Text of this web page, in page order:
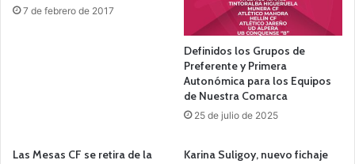
7 de febrero de 2017
Definidos los Grupos de
Preferente y Primera
Autonómica para los Equipos
de Nuestra Comarca
25 de julio de 2025
Las Mesas CF se retira de la
Karina Suligoy, nuevo fichaje